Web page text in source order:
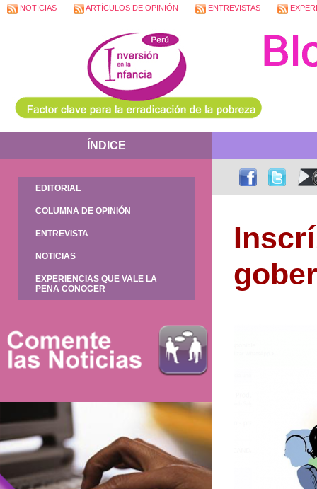
NOTICIAS ARTÍCULOS DE OPINIÓN ENTREVISTAS
ÍNDICE
EDITORIAL
COLUMNA DE OPINIÓN
ENTREVISTA
NOTICIAS
EXPERIENCIAS QUE VALE LA
PENA CONOCER